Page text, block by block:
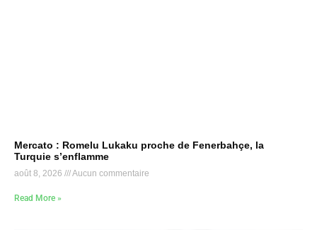
Mercato : Romelu Lukaku proche de Fenerbahçe, la
Turquie s’enflamme
août 8, 2026 Aucun commentaire
Read More »